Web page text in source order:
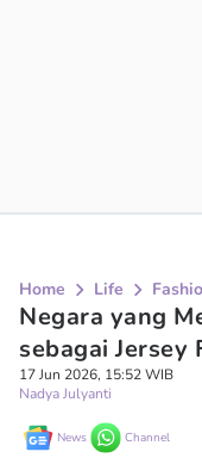
Home Life
Negara yang
sebagai Jersey
17 Jun 2026, 15:52 WIB
Nadya Julyanti
News Channel